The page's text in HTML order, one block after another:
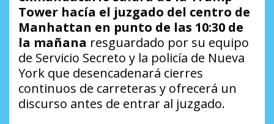
Tower hacía el juzgado del centro de
Manhattan en punto de las 10:30 de
la mañana resguardado por su equipo
de Servicio Secreto y la policía de Nueva
York que desencadenará cierres
continuos de carreteras y ofrecerá un
discurso antes de entrar al juzgado.